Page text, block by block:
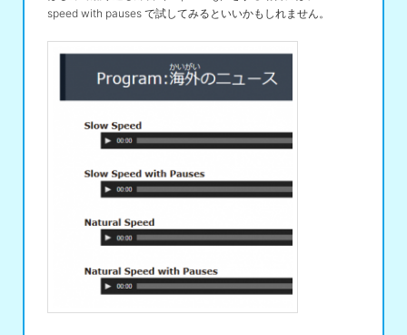
speed with pauses で試してみるといいかもしれません。